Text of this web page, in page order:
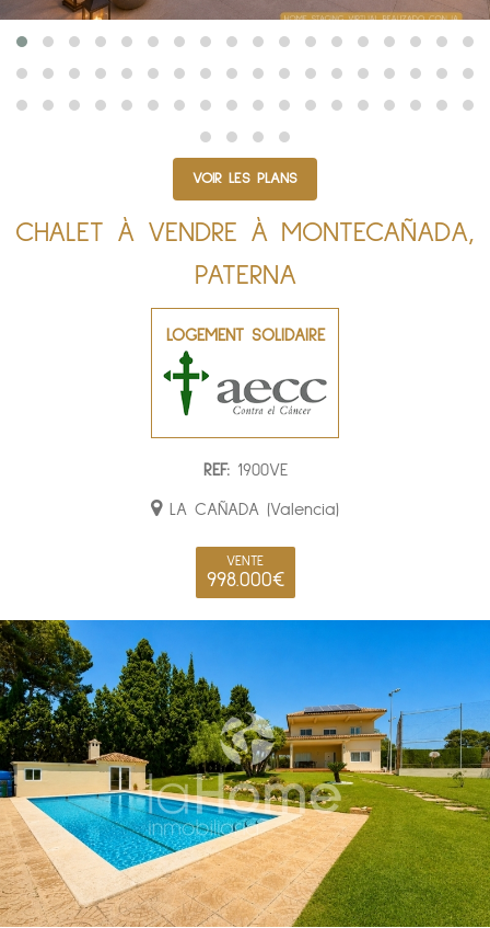
VOIR LES PLANS
CHALET À VENDRE À MONTECAÑADA,
PATERNA
LOGEMENT SOLIDAIRE
REF:1900VE
LA CAÑADA (Valencia)
VENTE
998.000€